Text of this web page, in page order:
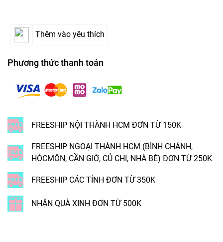
Thêm vào yêu thích
Phương thức thanh toán
FREESHIP NỘI THÀNH HCM ĐƠN TỪ 150K
FREESHIP NGOẠI THÀNH HCM (BÌNH CHÁNH,
HÓCMÔN, CẦN GIỜ, CỦ CHI, NHÀ BÈ) ĐƠN TỪ 250K
FREESHIP CÁC TỈNH ĐƠN TỪ 350K
NHẬN QUÀ XINH ĐƠN TỪ 500K